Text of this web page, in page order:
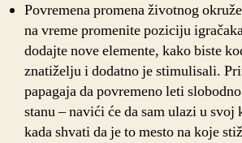
Povremena promena životnog
na vreme promenite poziciju
dodajte nove elemente, kako biste
znatiželju i dodatno je stimulisali.
papagaja da povremeno leti
stanu – navići će da sam ulazi u svoj
kada shvati da je to mesto na koje